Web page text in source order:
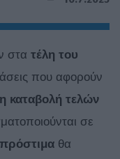
στα τέλη του
που αφορούν
καταβολή τελών
σε
θα